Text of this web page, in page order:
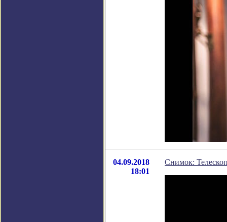
04.09.2018
18:01
Снимок: